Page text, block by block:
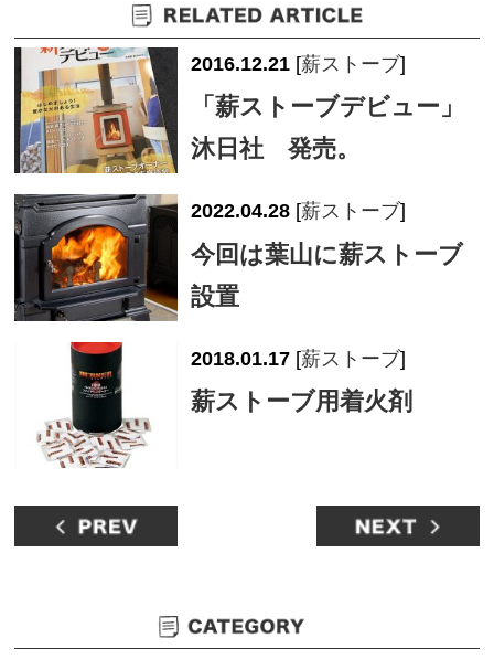
2016.12.21 [薪ストーブ]
「薪ストーブデビュー」
沐日社 発売。
2022.04.28 [薪ストーブ]
今回は葉山に薪ストーブ
設置
2018.01.17 [薪ストーブ]
薪ストーブ用着火剤